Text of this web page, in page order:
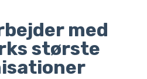
med
største